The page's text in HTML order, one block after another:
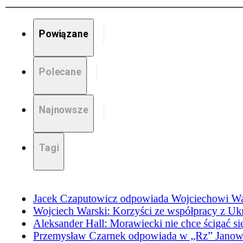
Powiązane
Polecane
Najnowsze
Tagi
Jacek Czaputowicz odpowiada Wojciechowi
Wojciech Warski: Korzyści ze współpracy z
Aleksander Hall: Morawiecki nie chce ścigać
Przemysław Czarnek odpowiada w „Rz”